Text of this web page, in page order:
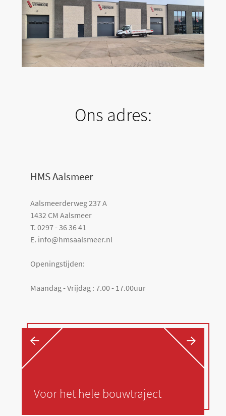
Ons adres:
HMS Aalsmeer
Aalsmeerderweg 237 A
1432 CM Aalsmeer
T. 0297 - 36 36 41
E. info@hmsaalsmeer.nl
Openingstijden:
Maandag - Vrijdag : 7.00 - 17.00uur
← →
Voor het hele bouwtraject